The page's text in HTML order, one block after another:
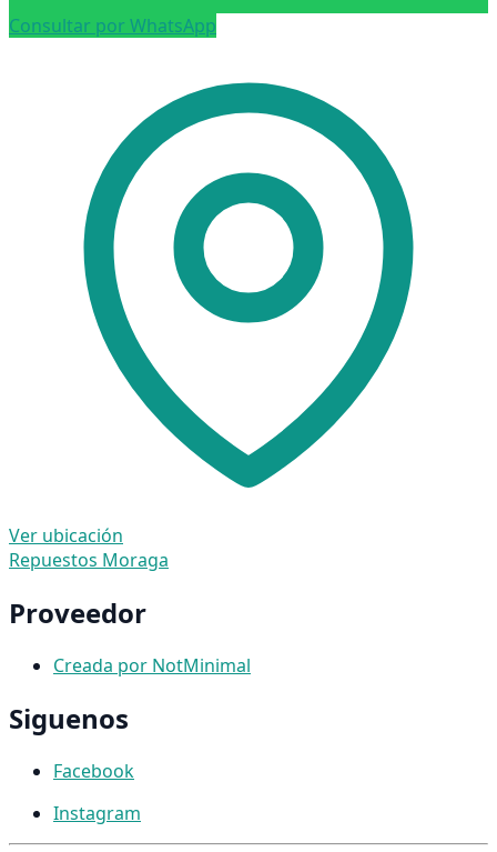
Consultar por WhatsApp
Ver ubicación
Repuestos Moraga
Proveedor
Creada por NotMinimal
Siguenos
Facebook
Instagram